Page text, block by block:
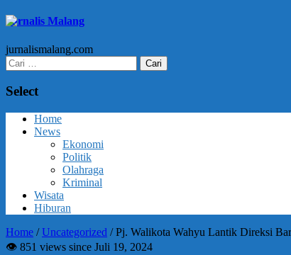
Jurnalis Malang
jurnalismalang.com
Cari
untuk:
Select
Home
News
Ekonomi
Politik
Olahraga
Kriminal
Wisata
Hiburan
Home /Uncategorized /Pj. Walikota Wahyu Lantik Direksi
👁 851 views since Juli 19, 2024